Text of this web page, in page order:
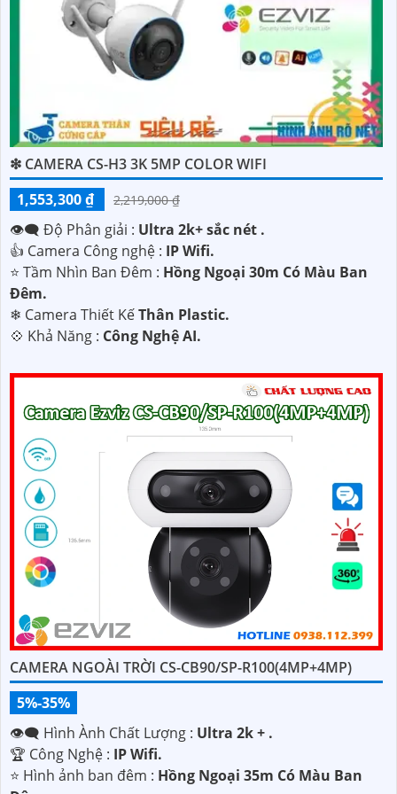
❇ CAMERA CS-H3 3K 5MP COLOR WIFI
1,553,300 ₫
2,219,000 ₫
👁️‍🗨 Độ Phân giải : Ultra 2k+ sắc nét .
👍 Camera Công nghệ : IP Wifi.
⭐ Tầm Nhìn Ban Đêm : Hồng Ngoại 30m Có Màu Ban
Ðêm.
❄ Camera Thiết KếThân Plastic.
️💠 Khả Năng : Công Nghệ AI.
CAMERA NGOÀI TRỜI CS-CB90/SP-R100(4MP+4MP)
5%-35%
👁️‍🗨 Hình Ành Chất Lượng : Ultra 2k + .
🏆 Công Nghệ : IP Wifi.
⭐ Hình ảnh ban đêm : Hồng Ngoại 35m Có Màu Ban